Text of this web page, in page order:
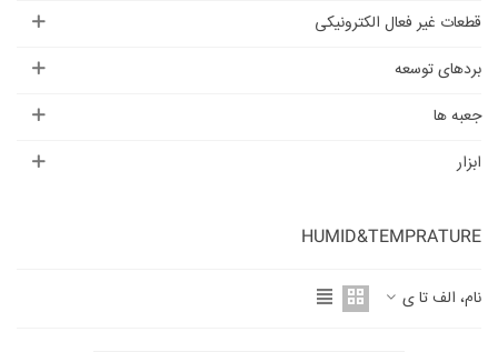
قطعات غیر فعال الکترونیکی
بردهای توسعه
جعبه ها
ابزار
HUMID&TEMPRATURE
نام، الف تا ی